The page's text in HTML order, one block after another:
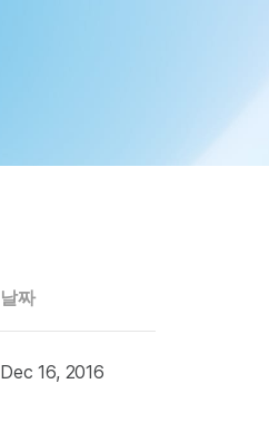
날짜
Dec 16, 2016